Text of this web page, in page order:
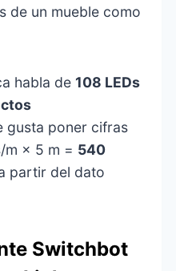
de un mueble como
habla de 108 LEDs
gusta poner cifras
m × 5 m = 540
partir del dato
Switchbot